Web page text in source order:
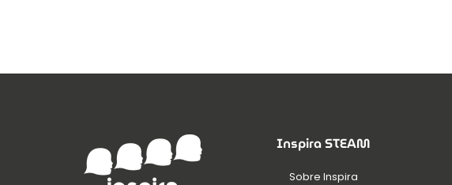
Inspira STEAM
Sobre Inspira